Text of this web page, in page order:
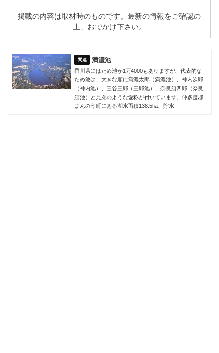
掲載の内容は取材時のものです。最新の情報をご確認の
上、おでかけ下さい。
満濃池
香川県にはため池が1万4000もありますが、代表的な
ため池は、大きな順に満濃太郎（満濃池）、神内次郎
（神内池）、三谷三郎（三郎池）、奈良須四郎（奈良
須池）と兄弟のような愛称が付いています。仲多度郡
まんのう町にある湖水面積138.5ha、貯水